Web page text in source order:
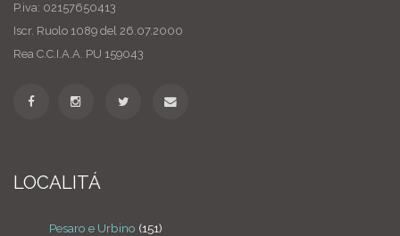
P.iva: 02157650413
Iscr. Ruolo 1089 del 26.07.2000
Rea C.C.I.A.A. PU 159043
LOCALITÁ
Pesaro e Urbino (151)